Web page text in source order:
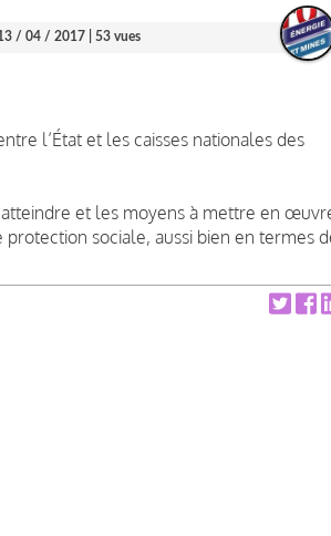
/ 04 / 2017 | 53 vues
l’État et les caisses nationales des
et les moyens à mettre en
sociale, aussi bien en termes